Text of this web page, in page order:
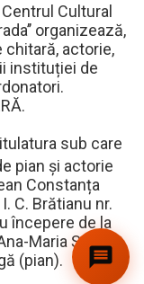
Cultural
organizează,
chitară, actorie,
instituției de
sub care
pian și actorie
Constanța
I. C. Brătianu nr.
începere de la
Maria Ștefan
(pian).